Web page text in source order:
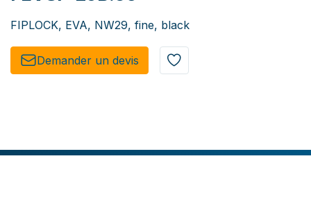
FIPLOCK, EVA, NW29, fine, black
Demander un de​​vis​​